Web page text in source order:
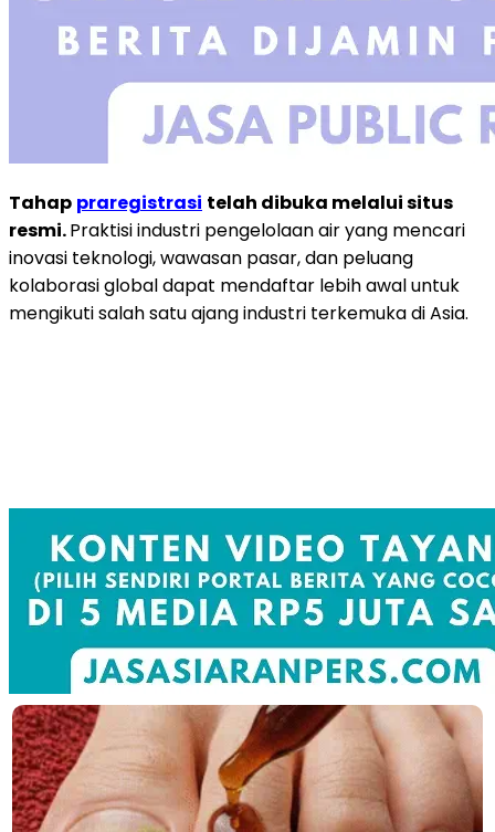
Tahap praregistrasi telah dibuka melalui situs
resmi.Praktisi industri pengelolaan air yang mencari
inovasi teknologi, wawasan pasar, dan peluang
kolaborasi global dapat mendaftar lebih awal untuk
mengikuti salah satu ajang industri terkemuka di Asia.